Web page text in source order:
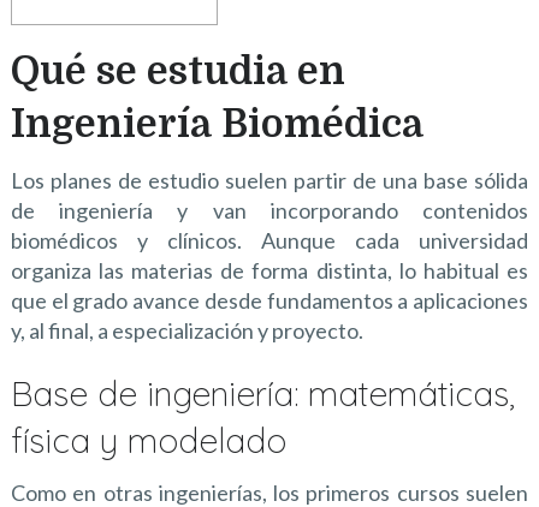
Qué se estudia en
Ingeniería Biomédica
Los planes de estudio suelen partir de una base sólida
de ingeniería y van incorporando contenidos
biomédicos y clínicos. Aunque cada universidad
organiza las materias de forma distinta, lo habitual es
que el grado avance desde fundamentos a aplicaciones
y, al final, a especialización y proyecto.
Base de ingeniería: matemáticas,
física y modelado
Como en otras ingenierías, los primeros cursos suelen